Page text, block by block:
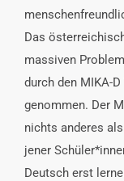
Das
massiven
durch den MIKA-
genommen. Der
nichts anderes
jener
Deutsch erst